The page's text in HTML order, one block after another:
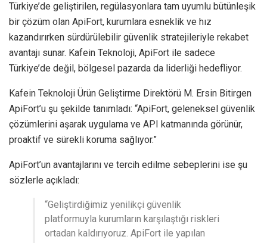
Türkiye’de geliştirilen, regülasyonlara tam uyumlu bütünleşik
bir çözüm olan ApiFort, kurumlara esneklik ve hız
kazandırırken sürdürülebilir güvenlik stratejileriyle rekabet
avantajı sunar. Kafein Teknoloji, ApiFort ile sadece
Türkiye’de değil, bölgesel pazarda da liderliği hedefliyor.
Kafein Teknoloji Ürün Geliştirme Direktörü M. Ersin Bitirgen
ApiFort’u şu şekilde tanımladı: “ApiFort, geleneksel güvenlik
çözümlerini aşarak uygulama ve API katmanında görünür,
proaktif ve sürekli koruma sağlıyor.”
ApiFort’un avantajlarını ve tercih edilme sebeplerini ise şu
sözlerle açıkladı:
“Geliştirdiğimiz yenilikçi güvenlik
platformuyla kurumların karşılaştığı riskleri
ortadan kaldırıyoruz. ApiFort ile yapılan